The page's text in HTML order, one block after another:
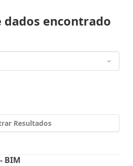
dados encontrado
Resultados
BIM